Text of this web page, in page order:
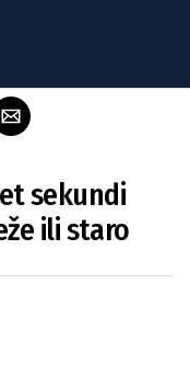
sekundi
ili staro